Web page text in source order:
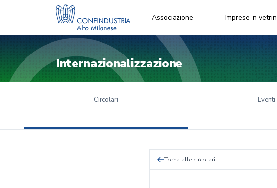
Associazione Imprese in
Internazionalizzazione
Circolari Eventi
Torna alle circolari